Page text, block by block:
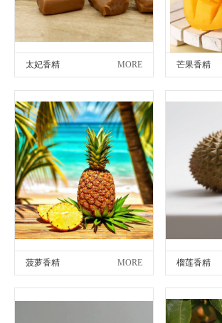
太妃香精 MORE 芒果香精
菠萝香精 MORE 榴莲香精